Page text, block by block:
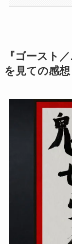
『ゴースト
を見ての感想